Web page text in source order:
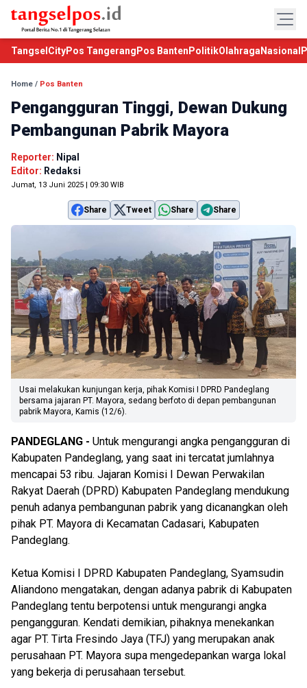
TangselCityPos Tangerang Pos Banten PolitikOlahraga Nasional
Home / Pos Banten
Pengangguran Tinggi, Dewan Dukung
Pembangunan Pabrik Mayora
Reporter: Nipal
Editor: Redaksi
Jumat, 13 Juni 2025 | 09:30 WIB
Share Tweet Share Share
Usai melakukan kunjungan kerja, pihak Komisi I DPRD Pandeglang
bersama jajaran PT. Mayora, sedang berfoto di depan pembangunan
pabrik Mayora, Kamis (12/6).
PANDEGLANG - Untuk mengurangi angka pengangguran di
Kabupaten Pandeglang, yang saat ini tercatat jumlahnya
mencapai 53 ribu. Jajaran Komisi I Dewan Perwakilan
Rakyat Daerah (DPRD) Kabupaten Pandeglang mendukung
penuh adanya pembangunan pabrik yang dicanangkan oleh
pihak PT. Mayora di Kecamatan Cadasari, Kabupaten
Pandeglang.
Ketua Komisi I DPRD Kabupaten Pandeglang, Syamsudin
Aliandono mengatakan, dengan adanya pabrik di Kabupaten
Pandeglang tentu berpotensi untuk mengurangi angka
pengangguran. Kendati demikian, pihaknya menekankan
agar PT. Tirta Fresindo Jaya (TFJ) yang merupakan anak
perusahaan PT. Mayora supa mengedepankan warga lokal
yang bekerja di perusahaan tersebut.